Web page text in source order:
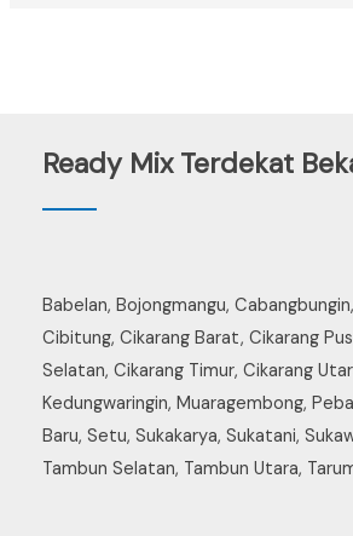
Ready Mix Terdekat
Babelan, Bojongmangu,
Cibitung, Cikarang Barat, Cikarang
Selatan, Cikarang Timur, Cikarang
Kedungwaringin, Muaragembong,
Baru, Setu, Sukakarya, Sukatani,
Tambun Selatan, Tambun Utara,